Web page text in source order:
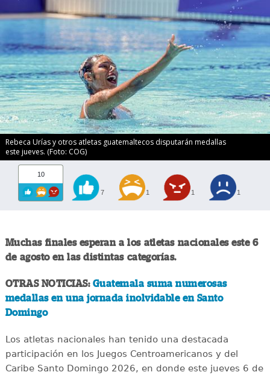
Rebeca Urías y otros atletas guatemaltecos disputarán medallas
este jueves. (Foto: COG)
10
7 1 1 1
Muchas finales esperan a los atletas nacionales este 6
de agosto en las distintas categorías.
OTRAS NOTICIAS: Guatemala suma numerosas
medallas en una jornada inolvidable en Santo
Domingo
Los atletas nacionales han tenido una destacada
participación en los Juegos Centroamericanos y del
Caribe Santo Domingo 2026, en donde este jueves 6 de